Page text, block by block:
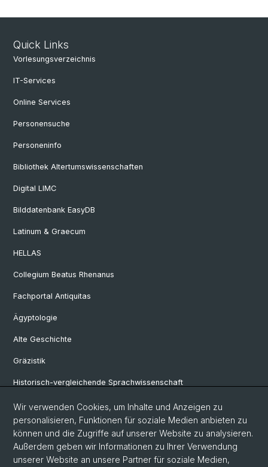
Quick Links
Vorlesungsverzeichnis
IT-Services
Online Services
Personensuche
Personeninfo
Bibliothek Altertumswissenschaften
Digital LIMC
Bilddatenbank EasyDB
Latinum & Graecum
HELLAS
Collegium Beatus Rhenanus
Fachportal Antiquitas
Ägyptologie
Alte Geschichte
Gräzistik
Historisch-vergleichende Sprachwissenschaft
Klassische Archäologie
Latinistik
Ur- und Frühgeschichtliche und Provinzialrömische Archäologie
Wir verwenden Cookies, um Inhalte und Anzeigen zu
personalisieren, Funktionen für soziale Medien anbieten zu
können und die Zugriffe auf unserer Website zu analysieren.
Außerdem geben wir Informationen zu Ihrer Verwendung
unserer Website an unsere Partner für soziale Medien,